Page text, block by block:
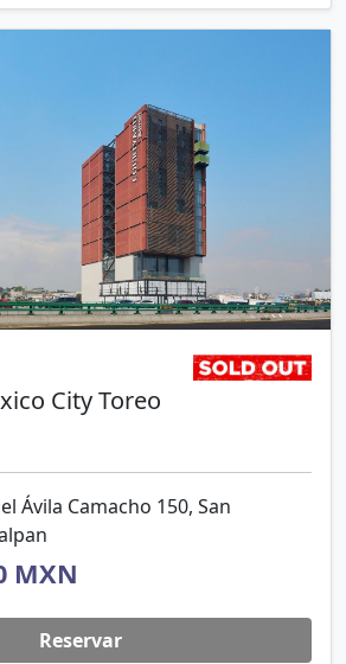
City Toreo
Ávila Camacho 150, San
MXN
Reservar